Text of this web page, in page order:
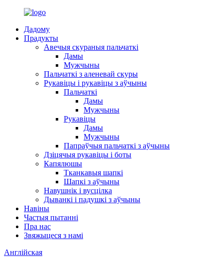
Дадому
Прадукты
Авечыя скураныя пальчаткі
Дамы
Мужчыны
Пальчаткі з аленевай скуры
Рукавіцы і рукавіцы з аўчыны
Пальчаткі
Дамы
Мужчыны
Рукавіцы
Дамы
Мужчыны
Папраўчыя пальчаткі з аўчыны
Дзіцячыя рукавіцы і боты
Капялюшы
Тканкавыя шапкі
Шапкі з аўчыны
Навушнік і вусцілка
Дыванкі і падушкі з аўчыны
Навіны
Частыя пытанні
Пра нас
Звяжыцеся з намі
Англійская